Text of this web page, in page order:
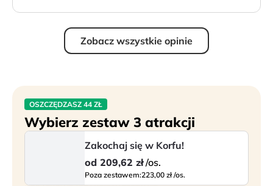
Zobacz wszystkie opinie
OSZCZĘDZASZ 44 ZŁ
Wybierz zestaw 3 atrakcji
Zakochaj się w Korfu!
od 209,62 zł /os.
Poza zestawem:223,00 zł /os.